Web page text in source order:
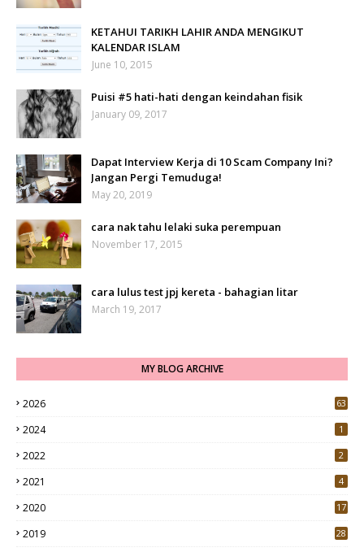
KETAHUI TARIKH LAHIR ANDA MENGIKUT
KALENDAR ISLAM
June 10, 2015
Puisi #5 hati-hati dengan keindahan fisik
January 09, 2017
Dapat Interview Kerja di 10 Scam Company Ini?
Jangan Pergi Temuduga!
May 20, 2019
cara nak tahu lelaki suka perempuan
November 17, 2015
cara lulus test jpj kereta - bahagian litar
March 19, 2017
MY BLOG ARCHIVE
2026 63
2024 1
2022 2
2021 4
2020
17
2019
28